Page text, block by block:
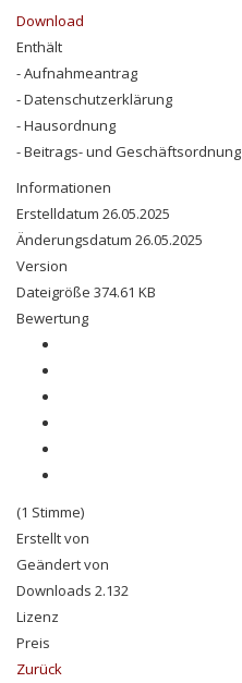
Download
Enthält
- Aufnahmeantrag
- Datenschutzerklärung
- Hausordnung
- Beitrags- und Geschäftsordnung
Informationen
Erstelldatum 26.05.2025
Änderungsdatum 26.05.2025
Version
Dateigröße 374.61 KB
Bewertung
(1 Stimme)
Erstellt von
Geändert von
Downloads 2.132
Lizenz
Preis
Zurück